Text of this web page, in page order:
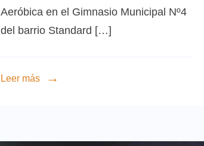
Aeróbica en el Gimnasio Municipal Nº4
del barrio Standard […]
Leer más